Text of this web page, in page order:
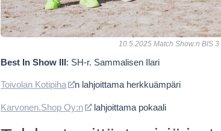
10.5.2025 Match Show:n BIS
Best In Show III : SH-r. Sammalisen Ilari
Toivolan Kotipiha n lahjoittama herkkuämpäri
Karvonen.Shop Oy:n lahjoittama pokaali